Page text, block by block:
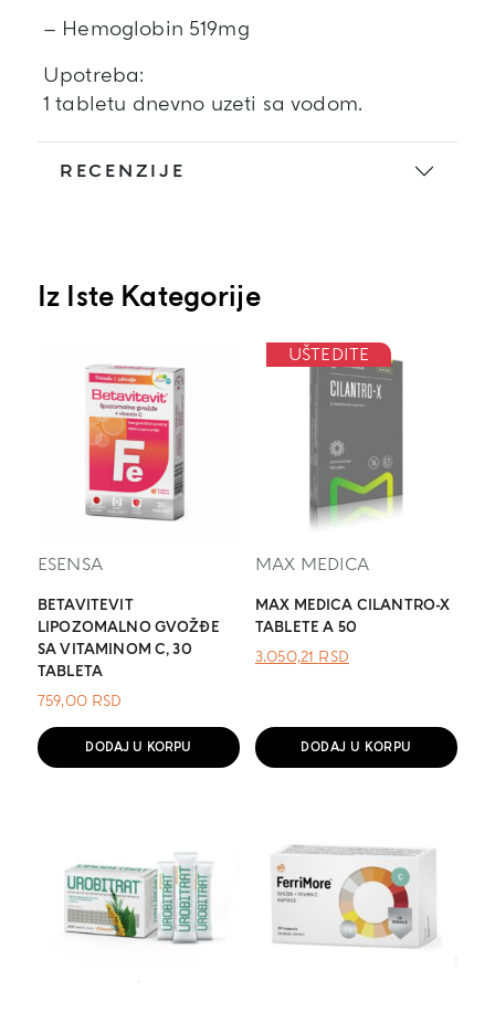
– Hemoglobin 519mg
Upotreba:
1 tabletu dnevno uzeti sa vodom.
RECENZIJE
Iz Iste Kategorije
ESENSA
BETAVITEVIT
LIPOZOMALNO GVOŽĐE
SA VITAMINOM C, 30
TABLETA
759,00 RSD
DODAJ U KORPU
UŠTEDITE
MAX MEDICA
MAX MEDICA CILANTRO-X
TABLETE A 50
ОРИГИНАЛНА
.
3.050,21 RSDТРЕНУТНА
DODAJ U KORPU